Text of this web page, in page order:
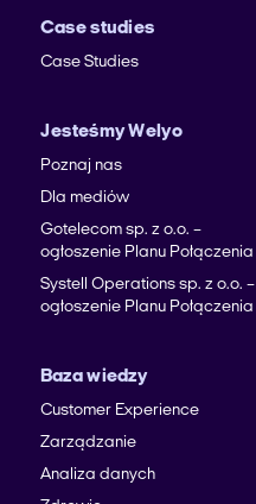
Case studies
Case Studies
Jesteśmy Welyo
Poznaj nas
Dla mediów
Gotelecom sp. z o.o. –
ogłoszenie Planu Połączenia
Systell Operations sp. z o.o. –
ogłoszenie Planu Połączenia
Baza wiedzy
Customer Experience
Zarządzanie
Analiza danych